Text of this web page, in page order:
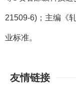
21509-6)；主编《
业标准。
友情链接